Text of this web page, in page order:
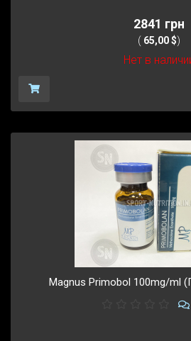
2841 грн
( 65,00 $)
Нет в
Magnus Primobol 100mg/ml